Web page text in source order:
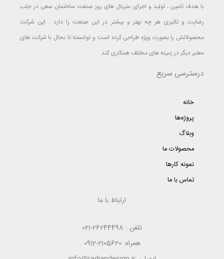
با هدف تامین ، تولید و اجرای متریال های روز صنعت ساختمان سعی در جلب
رضایت و تاثیری هر چه بهتر و بیشتر در این صنعت را دارد . این شرکت
محصولاتش را بصورت ویژه طراحی کرده است و توانسته تا بحال با شرکت های
معتبر دیگر در زمینه های مختلف همکاری کند.
درسترسی سریع
خانه
پروژه‌ها
وبلاگ
محصولات ما
نمونه کارها
تماس با ما
ارتباط با ما
تلفن : 26244498-021
همراه: 2105620-0912